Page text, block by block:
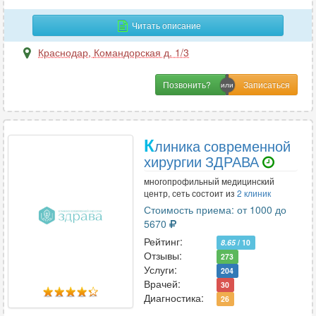
сердца и сосудов 28
слюнной железы 44
7
4
24
стопы 18
тонкого кишечника
Читать описание
Краснодар, Командорская д. 1/3
Позвонить?
Клиника современной
хирургии ЗДРАВА
многопрофильный медицинский
центр, сеть состоит из 2 клиник
Стоимость приема: от 1000 до
5670
Рейтинг:
8.65/ 10
Отзывы: 273
Услуги: 204
Врачей: 30
Диагностика: 26